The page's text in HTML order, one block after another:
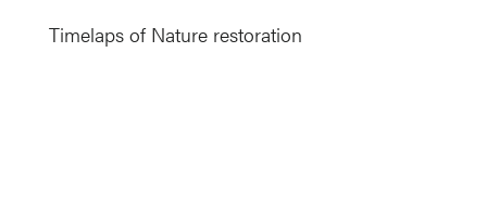
Timelaps of Nature restoration